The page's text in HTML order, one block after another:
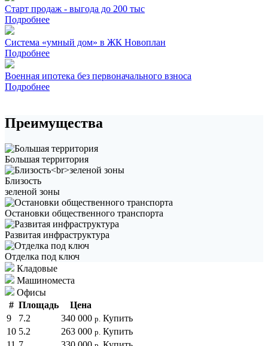
Старт продаж - выгода до 200 тыс
Подробнее
Система «умный дом» в ЖК Новоплан
Подробнее
Военная ипотека без первоначального взноса
Подробнее
Преимущества
Большая территория
Близость
зеленой зоны
Остановки общественного транспорта
Развитая инфраструктура
Отделка под ключ
Кладовые
Машиноместа
Офисы
# Площадь
Цена
9
7.2 340 000 р. Купить
10 5.2 263 000 р. Купить